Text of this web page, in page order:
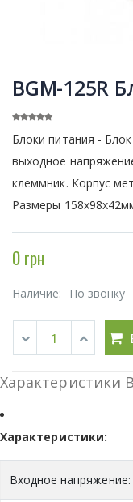
BGM-125R
Блоки питания -
выходное
клеммник. Корпус
Размеры
0 грн
Наличие: По звонку
Характеристики
Характеристики:
Входное напряжение: